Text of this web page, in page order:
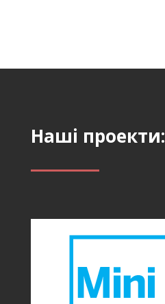
Наші проекти: